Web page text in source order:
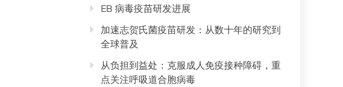
EB 病毒疫苗研发进展
加速志贺氏菌疫苗研发：从数十年的研究到
全球普及
从负担到益处：克服成人免疫接种障碍，重
点关注呼吸道合胞病毒